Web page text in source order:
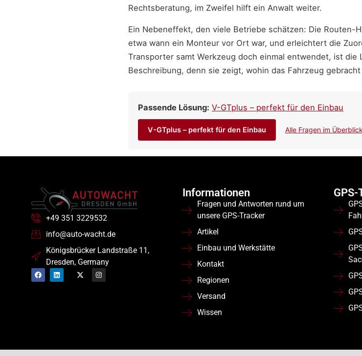
Rechtsberatung, im Zweifel hilft ein Anwalt weiter.
Ein Nebeneffekt, den viele Betriebe schätzen: Die Routen-
etwa wann ein Monteur vor Ort war, und erleichtert die
Transporter samt Werkzeug doch einmal entwendet, ist
Beschreibung, denn sie zeigt, wohin das Fahrzeug
Passende Lösung: V-GTplus – perfekt für den Einbau
V-GTplus – perfekt für den Einbau Alle Fragen im Überblick
+49 351 3229532
info@auto-wacht.de
Königsbrücker Landstraße 11,
Dresden, Germany
Informationen
Fragen und Antworten rund um
unsere GPS-Tracker
Artikel
Einbau und Werkstätte
Kontakt
Regionen
Versand
Wissen